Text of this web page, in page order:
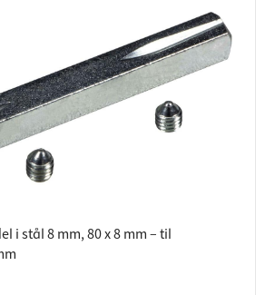
i stål 8 mm, 80 x 8 mm – til